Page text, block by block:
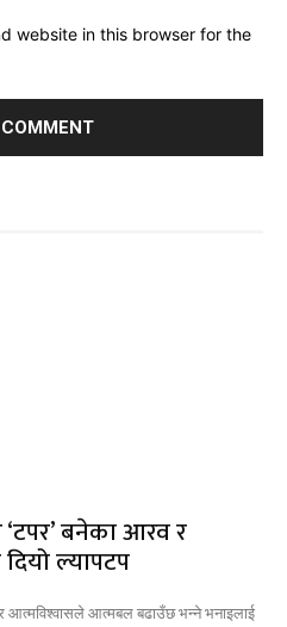
website in this browser for the
बनेका आरव र
ल्यापटप
आत्मबल बढाउँछ भन्ने भनाइलाई